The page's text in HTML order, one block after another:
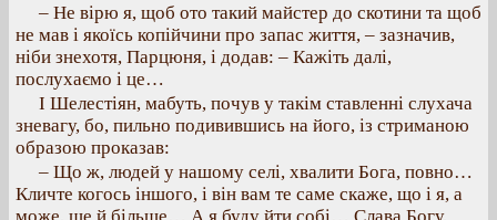
– Не вірю я, щоб ото такий майстер до скотини та щоб
не мав і якоїсь копійчини про запас життя, – зазначив,
ніби знехотя, Парцюня, і додав: – Кажіть далі,
послухаємо і це…
І Шелестіян, мабуть, почув у такім ставленні слухача
зневагу, бо, пильно подивившись на його, із стриманою
образою проказав:
– Що ж, людей у нашому селі, хвалити Бога, повно…
Кличте когось іншого, і він вам те саме скаже, що і я, а